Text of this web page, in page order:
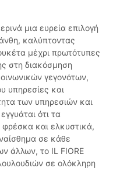
μια ευρεία επιλογή
καλύπτοντας
μέχρι πρωτότυπες
στη διακόσμηση
γεγονότων,
υπηρεσίες και
των υπηρεσιών και
ότι τα
φρέσκα και ελκυστικά,
σε κάθε
άλλων, το IL FIORE
σε ολόκληρη